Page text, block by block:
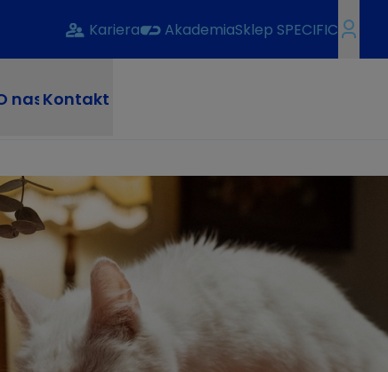
Kariera AkademiaSklep SPECIFIC
nasKontakt